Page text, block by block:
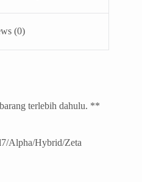
(0)
terlebih dahulu. **
Alpha/Hybrid/Zeta